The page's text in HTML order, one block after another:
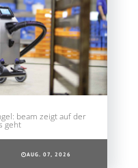
beam zeigt auf der
geht
AUG. 07, 2026